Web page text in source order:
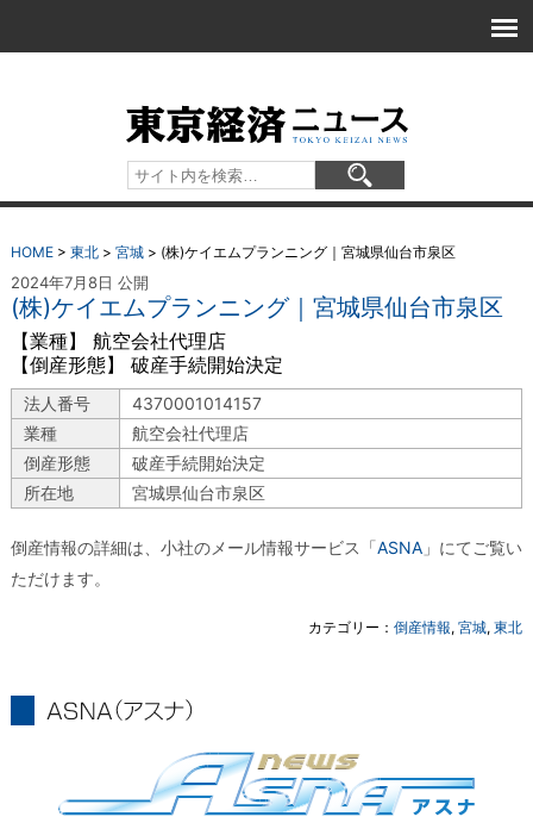
HOME> 東北> 宮城> (株)ケイエムプランニング｜宮城県仙台市泉区
2024年7月8日 公開
(株)ケイエムプランニング｜宮城県仙台市泉区
【業種】 航空会社代理店
【倒産形態】 破産手続開始決定
法人番号
4370001014157
業種
航空会社代理店
倒産形態
破産手続開始決定
所在地
宮城県仙台市泉区
倒産情報の詳細は、小社のメール情報サービス「ASNA 」にてご覧い
ただけます。
カテゴリー：倒産情報,宮城,東北